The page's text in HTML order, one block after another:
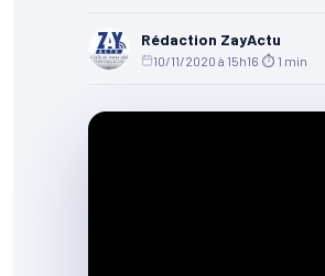
Rédaction ZayActu
10/11/2020 à 15h16 ⏱ 1 min